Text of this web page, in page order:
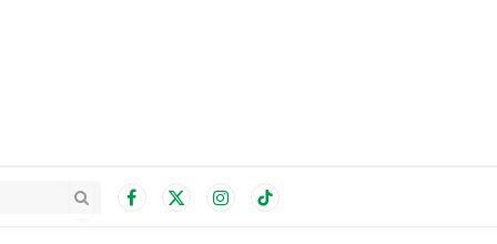
Facebook
X
InstagramTikTok